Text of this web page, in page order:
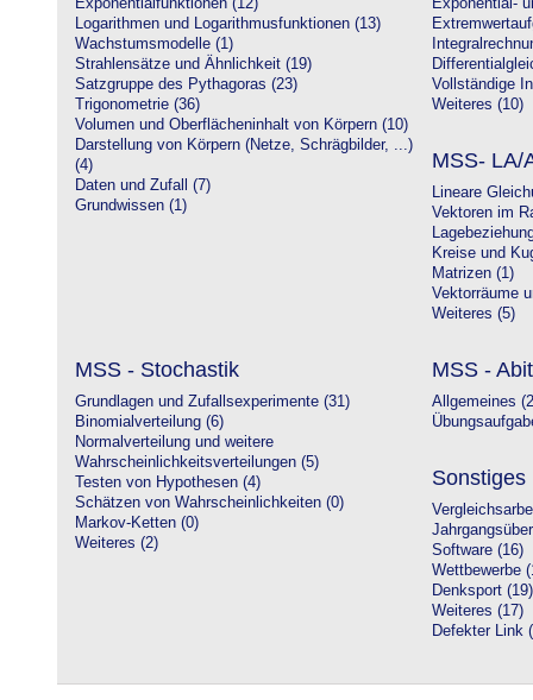
Exponentialfunktionen (12)
Logarithmen und Logarithmusfunktionen (13)
Wachstumsmodelle (1)
Strahlensätze und Ähnlichkeit (19)
Satzgruppe des Pythagoras (23)
Trigonometrie (36)
Volumen und Oberflächeninhalt von Körpern (10)
Darstellung von Körpern (Netze, Schrägbilder, ...)
(4)
Daten und Zufall (7)
Grundwissen (1)
Exponential-
Vollständige
Weiteres (10)
MSS- LA/
Lineare
Vektoren im
Kreise und
Matrizen (1)
Vektorräume
Weiteres (5)
MSS - Stochastik
Grundlagen und Zufallsexperimente (31)
Binomialverteilung (6)
Normalverteilung und weitere
Wahrscheinlichkeitsverteilungen (5)
Testen von Hypothesen (4)
Schätzen von Wahrscheinlichkeiten (0)
Markov-Ketten (0)
Weiteres (2)
MSS -
Allgemeines
Sonstiges
Software (16)
Wettbewerbe
Denksport (19)
Weiteres (17)
Defekter Link